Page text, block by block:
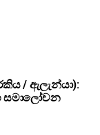
/ ඇලැන්යා):
සමාලෝචන